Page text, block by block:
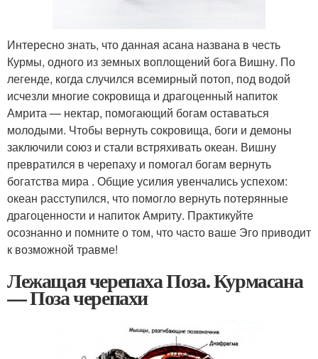
Интересно знать, что данная асана названа в честь
Курмы, одного из земных воплощений бога Вишну. По
легенде, когда случился всемирный потоп, под водой
исчезли многие сокровища и драгоценный напиток
Амрита — нектар, помогающий богам оставаться
молодыми. Чтобы вернуть сокровища, боги и демоны
заключили союз и стали встряхивать океан. Вишну
превратился в черепаху и помогал богам вернуть
богатства мира . Общие усилия увенчались успехом:
океан расступился, что помогло вернуть потерянные
драгоценности и напиток Амриту. Практикуйте
осознанно и помните о том, что часто ваше Эго приводит
к возможной травме!
Лежащая черепаха Поза. Курмасана
— Поза черепахи